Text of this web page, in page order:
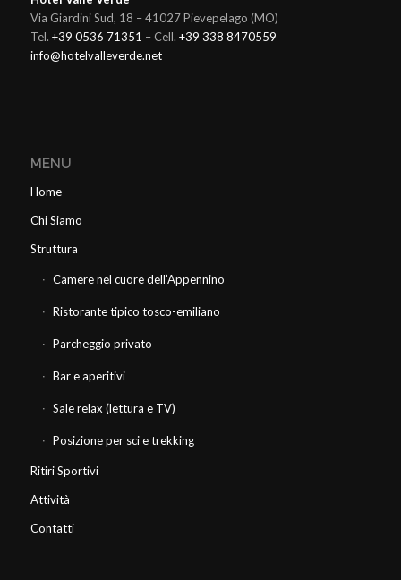
Via Giardini Sud, 18 – 41027 Pievepelago (MO)
Tel. +39 0536 71351 – Cell. +39 338 8470559
info@hotelvalleverde.net
MENU
Home
Chi Siamo
Struttura
Camere nel cuore dell’Appennino
Ristorante tipico tosco-emiliano
Parcheggio privato
Bar e aperitivi
Sale relax (lettura e TV)
Posizione per sci e trekking
Ritiri Sportivi
Attività
Contatti